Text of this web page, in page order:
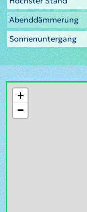
Abenddämmerung
Sonnenuntergang
+
−